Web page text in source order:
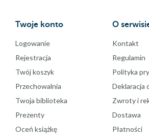
Twoje konto
Logowanie
Rejestracja
Twój koszyk
Przechowalnia
Twoja biblioteka
Prezenty
Oceń książkę
O
Kontakt
Regulamin
Polityka
Deklaracja
Zwroty i
Dostawa
Płatności